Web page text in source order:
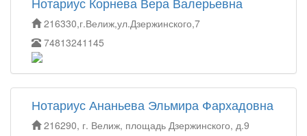
216330,г.Велиж,ул.Дзержинского,7
74813241145
Нотариус Ананьева Эльмира Фархадовна
216290, г. Велиж, площадь Дзержинского, д.9